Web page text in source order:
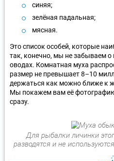
синяя;
зелёная падальная;
мясная.
Это список особей, которые
так, конечно, мы не забываем о
оводах. Комнатная муха
размер не превышает 8–10
держаться как можно ближе к
Мы покажем вам её
сразу.
Для рыбалки личинки
разводятся и не